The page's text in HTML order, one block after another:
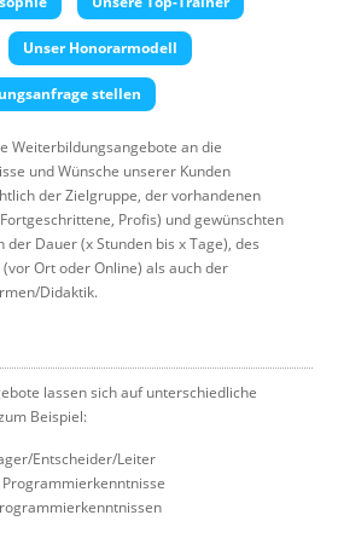
Unser Honorarmodell
stellen
Weiterbildungsangebote an die
und Wünsche unserer Kunden
der Zielgruppe, der vorhandenen
Profis) und gewünschten
Dauer (x Stunden bis x Tage), des
Ort oder Online) als auch der
Didaktik.
lassen sich auf unterschiedliche
Beispiel:
Entscheider/Leiter